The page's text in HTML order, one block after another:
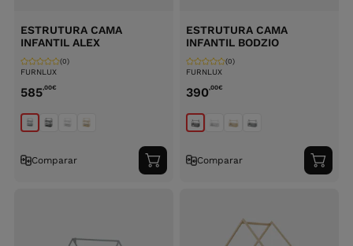
ESTRUTURA CAMA
INFANTIL ALEX
FURNLUX
(0)
585,00€
Comparar
Adicionar
ao
ESTRUTURA CAMA
INFANTIL BODZIO
FURNLUX
(0)
390,00€
Comparar
ao